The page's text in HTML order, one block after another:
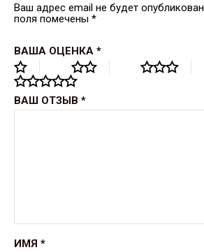
Ваш адрес email не будет опубликован.
поля помечены *
ВАША ОЦЕНКА *
ВАШ ОТЗЫВ *
ИМЯ *